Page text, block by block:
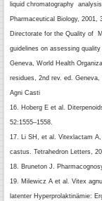
liquid chromatography
Pharmaceutical Biology, 2001,
Directorate for the Quality of
guidelines on assessing
Geneva, World Health
residues, 2nd rev. ed. Geneva,
Agni Casti
16. Hoberg E et al.
52:1555–1558.
17. Li SH, et al. Vitexlactam
castus. Tetrahedron Letters,
18. Bruneton J.
19. Milewicz A et al. Vitex
latenter Hyperprolaktinämie: